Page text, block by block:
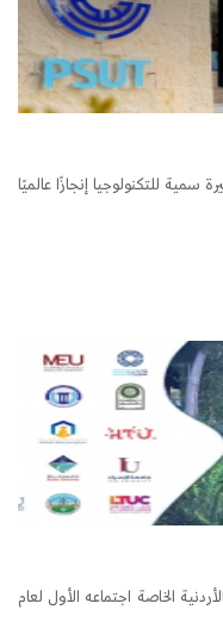
للتكنولوجيا إنجازًا عالميًا
الخاصة اجتماعه الأول لعام